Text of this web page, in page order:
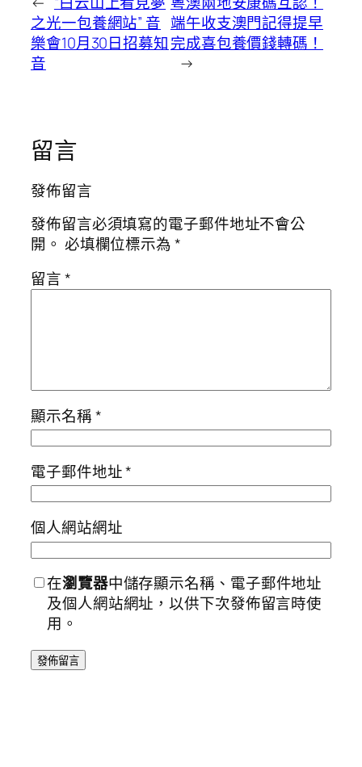
之光一包養網站” 音
樂會10月30日招募知
音
端午收支澳門記得提早
完成喜包養價錢轉碼！
→
留言
發佈留言
發佈留言必須填寫的電子郵件地址不會公
開。 必填欄位標示為*
留言*
顯示名稱*
電子郵件地址*
個人網站網址
在瀏覽器中儲存顯示名稱、電子郵件地址
及個人網站網址，以供下次發佈留言時使
用。